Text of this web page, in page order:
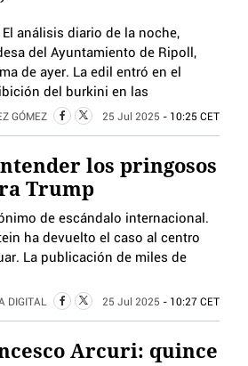
análisis diario de la noche,
del Ayuntamiento de Ripoll,
de ayer. La edil entró en el
del burkini en las
GÓMEZ 25 Jul 2025 - 10:25 CET
los pringosos
Trump
de escándalo internacional.
ha devuelto el caso al centro
La publicación de miles de
DIGITAL 25 Jul 2025 - 10:27 CET
Arcuri: quince